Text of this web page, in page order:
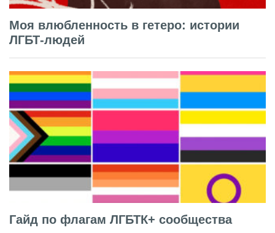
Моя влюбленность в гетеро: истории
ЛГБТ-людей
Гайд по флагам ЛГБТК+ сообщества